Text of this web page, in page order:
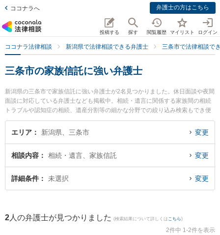
ココナラへ 弁護士の方はこちら
投稿する 探す 閲覧履歴 マイリスト ログイン
ココナラ法律相談 新潟県で法律相談できる弁護士 三条市で法律相談で
三条市の家族信託に強い弁護士
新潟県の三条市で家族信託に強い弁護士が2名見つかりました。休日面談や夜間
面談に対応している弁護士なども掲載中。相続・遺言に関係する家族間の相続
トラブルや認知症の相続、遺産分割等の細かな分野での絞り込み検索もでき便
利です。特に坂上富男法律税理事務所の江澤 和彦弁護士や弁護士法人一新総合
法律事務所 燕三条事務所の海津 諭弁護士のプロフィール情報や弁護士費用、強
近くの弁護士を検索したい』『初回相談無料で家族信託を法律相談できる三条
市内の弁護士に相談予約したい』などでお困りの相談者さんにおすすめです。
エリア 新潟県、三条市 変更
相談内容 相続・遺言、家族信託 変更
詳細条件 未選択 変更
2 人の弁護士が見つかりました (検索結果について詳しくは こちら)
2件中 1-2件を表示